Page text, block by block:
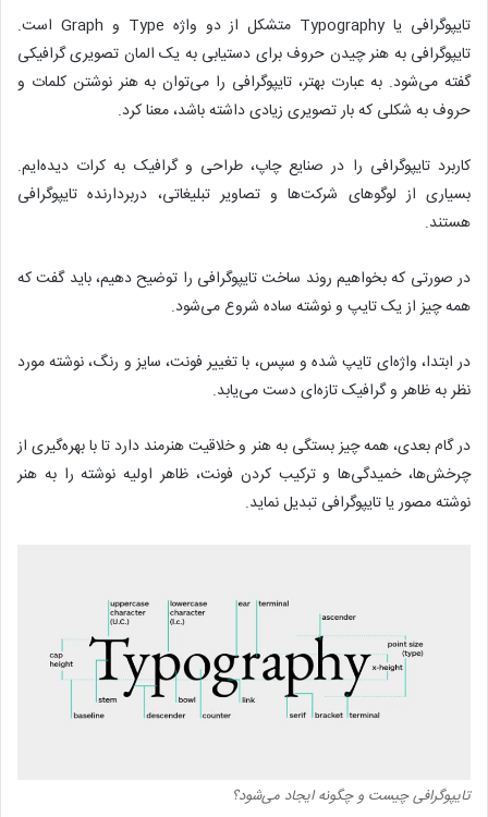
تایپوگرافی یا Typography متشکل از دو واژه Type و Graph است.
تایپوگرافی به هنر چیدن حروف برای دستیابی به یک المان تصویری گرافیکی
گفته می‌شود. به عبارت بهتر، تایپوگرافی را می‌توان به هنر نوشتن کلمات و
حروف به شکلی که بار تصویری زیادی داشته باشد، معنا کرد.
کاربرد تایپوگرافی را در صنایع چاپ، طراحی و گرافیک به کرات دیده‌ایم.
بسیاری از لوگوهای شرکت‌ها و تصاویر تبلیغاتی، دربردارنده تایپوگرافی
هستند.
در صورتی که بخواهیم روند ساخت تایپوگرافی را توضیح دهیم، باید گفت که
همه چیز از یک تایپ و نوشته ساده شروع می‌شود.
در ابتدا، واژه‌ای تایپ شده و سپس، با تغییر فونت، سایز و رنگ، نوشته‌‌ مورد
نظر به ظاهر و گرافیک تازه‌ای دست می‌یابد.
در گام بعدی، همه چیز بستگی به هنر و خلاقیت هنرمند دارد تا با بهره‌گیری از
چرخش‌ها، خمیدگی‌ها و ترکیب کردن فونت، ظاهر اولیه نوشته را به هنر
نوشته مصور یا تایپوگرافی تبدیل نماید.
تایپوگرافی چیست و چگونه ایجاد می‌شود؟